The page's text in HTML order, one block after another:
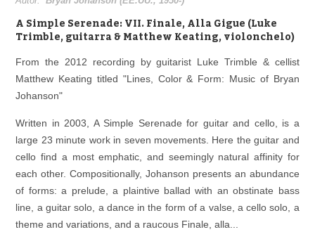
A Simple Serenade: VII. Finale, Alla Gigue (Luke
Trimble, guitarra & Matthew Keating, violonchelo)
From the 2012 recording by guitarist Luke Trimble & cellist
Matthew Keating titled "Lines, Color & Form: Music of Bryan
Johanson"
Written in 2003, A Simple Serenade for guitar and cello, is a
large 23 minute work in seven movements. Here the guitar and
cello find a most emphatic, and seemingly natural affinity for
each other. Compositionally, Johanson presents an abundance
of forms: a prelude, a plaintive ballad with an obstinate bass
line, a guitar solo, a dance in the form of a valse, a cello solo, a
theme and variations, and a raucous Finale, alla...